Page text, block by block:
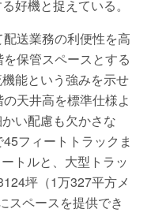
好機と捉えている。
配送業務の利便性を高
保管スペースとする
能という強みを示せ
天井高を標準仕様よ
い配慮も欠かさな
フィートトラックま
トルと、大型トラッ
坪（1万327平方メ
スペースを提供でき